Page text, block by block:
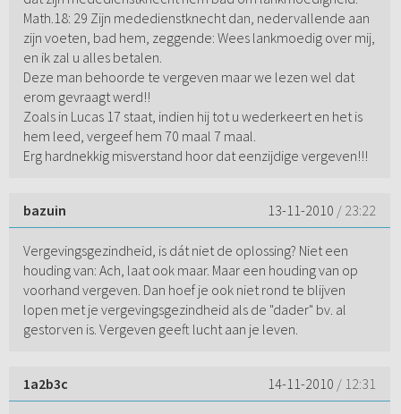
Math.18: 29 Zijn mededienstknecht dan, nedervallende aan
zijn voeten, bad hem, zeggende: Wees lankmoedig over mij,
en ik zal u alles betalen.
Deze man behoorde te vergeven maar we lezen wel dat
erom gevraagt werd!!
Zoals in Lucas 17 staat, indien hij tot u wederkeert en het is
hem leed, vergeef hem 70 maal 7 maal.
Erg hardnekkig misverstand hoor dat eenzijdige vergeven!!!
bazuin 13-11-2010 / 23:22
Vergevingsgezindheid, is dát niet de oplossing? Niet een
houding van: Ach, laat ook maar. Maar een houding van op
voorhand vergeven. Dan hoef je ook niet rond te blijven
lopen met je vergevingsgezindheid als de "dader" bv. al
gestorven is. Vergeven geeft lucht aan je leven.
1a2b3c 14-11-2010 / 12:31